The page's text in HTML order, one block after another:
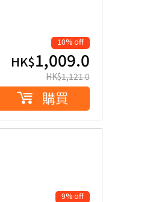
10% off
HK$1,009.0
HK$1,121.0
購買
9% off